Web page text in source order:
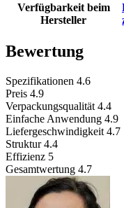
Verfügbarkeit beim
Hersteller
Bewertung
Spezifikationen 4.6
Preis 4.9
Verpackungsqualität 4.4
Einfache Anwendung 4.9
Liefergeschwindigkeit 4.7
Struktur 4.4
Effizienz 5
Gesamtwertung 4.7